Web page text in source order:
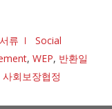
류
Social
, WEP, 반환일
사회보장협정